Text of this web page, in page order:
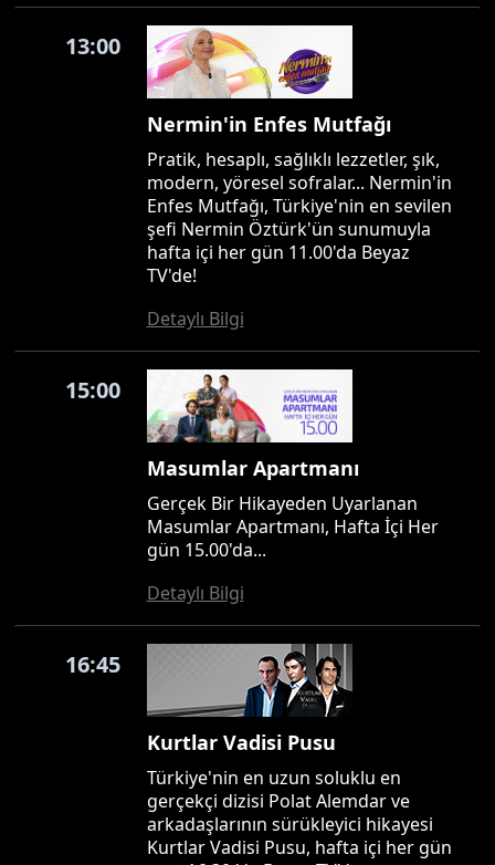
13:00
Nermin'in Enfes Mutfağı
Pratik, hesaplı, sağlıklı lezzetler, şık,
modern, yöresel sofralar... Nermin'in
Enfes Mutfağı, Türkiye'nin en sevilen
şefi Nermin Öztürk'ün sunumuyla
hafta içi her gün 11.00'da Beyaz
TV'de!
Detaylı Bilgi
15:00
Masumlar Apartmanı
Gerçek Bir Hikayeden Uyarlanan
Masumlar Apartmanı, Hafta İçi Her
gün 15.00'da...
Detaylı Bilgi
16:45
Kurtlar Vadisi Pusu
Türkiye'nin en uzun soluklu en
gerçekçi dizisi Polat Alemdar ve
arkadaşlarının sürükleyici hikayesi
Kurtlar Vadisi Pusu, hafta içi her gün